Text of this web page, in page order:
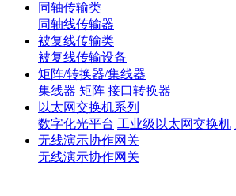
同轴传输类
同轴线传输器
被复线传输类
被复线传输设备
矩阵/转换器/集线器
集线器 矩阵 接口转换器
以太网交换机系列
数字化光平台 工业级以太网交换机
无线演示协作网关
无线演示协作网关